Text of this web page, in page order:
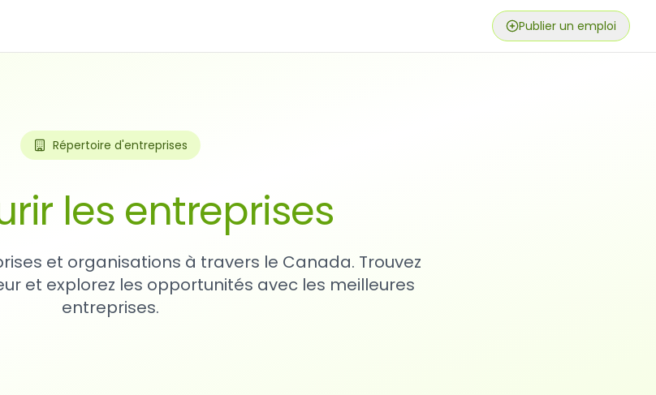
Publier un emploi
Répertoire d'entreprises
les entreprises
et organisations à travers le Canada. Trouvez
et explorez les opportunités avec les meilleures
entreprises.